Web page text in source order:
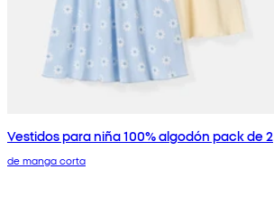
Vestidos para niña 100% algodón pack de 2
de manga corta